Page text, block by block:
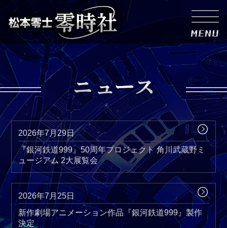
2026年7月29日
『銀河鉄道999』50周年プロジェクト 角川武蔵野ミ
ュージアム 2大展覧会
2026年7月25日
新作劇場アニメーション作品『銀河鉄道999』製作
決定